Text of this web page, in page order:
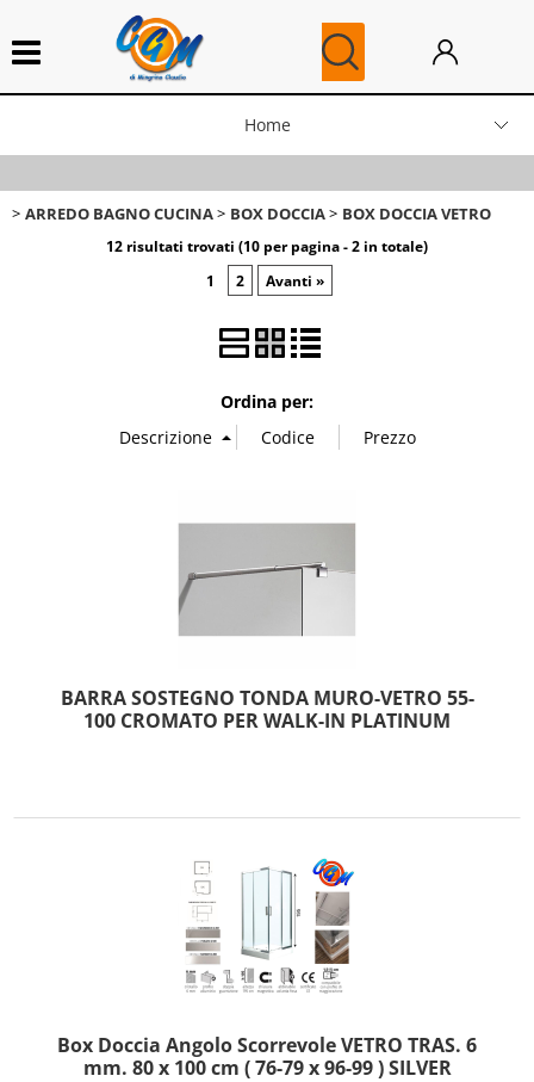
Home
Blog
ARREDO BAGNO CUCINA BOX DOCCIA BOX DOCCIA VETRO
12 risultati trovati (10 per pagina - 2 in totale)
1
2 Avanti »
Ordina per:
BARRA SOSTEGNO TONDA MURO-VETRO 55-
100 CROMATO PER WALK-IN PLATINUM
Box Doccia Angolo Scorrevole VETRO TRAS. 6
mm. 80 x 100 cm ( 76-79 x 96-99 ) SILVER